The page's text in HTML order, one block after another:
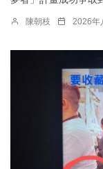
陳朝枝 2026年